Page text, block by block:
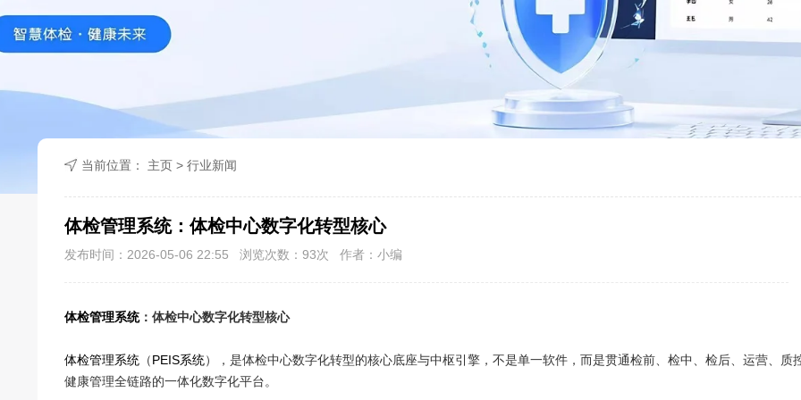
当前位置： 主页 > 行业新闻
体检管理系统：体检中心数字化转型核心
发布时间：2026-05-06 22:55 浏览次数： 93次 作者：小编
体检管理系统：体检中心数字化转型核心
体检管理系统 （PEIS系统），是体检中心数字化转型的核心底座与中枢引擎，不是单一软件，而是贯通检前、检中、检后、运营、质
健康管理全链路的一体化数字化平台。